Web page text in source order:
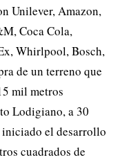
Unilever, Amazon,
Coca Cola,
Whirlpool, Bosch,
de un terreno que
mil metros
Lodigiano, a 30
el desarrollo
cuadrados de